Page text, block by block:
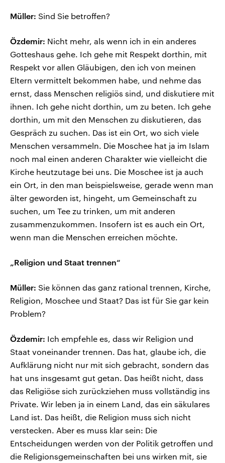
Müller: Sind Sie betroffen?
Özdemir: Nicht mehr, als wenn ich in ein anderes
Gotteshaus gehe. Ich gehe mit Respekt dorthin, mit
Respekt vor allen Gläubigen, den ich von meinen
Eltern vermittelt bekommen habe, und nehme das
ernst, dass Menschen religiös sind, und diskutiere mit
ihnen. Ich gehe nicht dorthin, um zu beten. Ich gehe
dorthin, um mit den Menschen zu diskutieren, das
Gespräch zu suchen. Das ist ein Ort, wo sich viele
Menschen versammeln. Die Moschee hat ja im Islam
noch mal einen anderen Charakter wie vielleicht die
Kirche heutzutage bei uns. Die Moschee ist ja auch
ein Ort, in den man beispielsweise, gerade wenn man
älter geworden ist, hingeht, um Gemeinschaft zu
suchen, um Tee zu trinken, um mit anderen
zusammenzukommen. Insofern ist es auch ein Ort,
wenn man die Menschen erreichen möchte.
„Religion und Staat trennen“
Müller: Sie können das ganz rational trennen, Kirche,
Religion, Moschee und Staat? Das ist für Sie gar kein
Problem?
Özdemir: Ich empfehle es, dass wir Religion und
Staat voneinander trennen. Das hat, glaube ich, die
Aufklärung nicht nur mit sich gebracht, sondern das
hat uns insgesamt gut getan. Das heißt nicht, dass
das Religiöse sich zurückziehen muss vollständig ins
Private. Wir leben ja in einem Land, das ein säkulares
Land ist. Das heißt, die Religion muss sich nicht
verstecken. Aber es muss klar sein: Die
Entscheidungen werden von der Politik getroffen und
die Religionsgemeinschaften bei uns wirken mit, sie